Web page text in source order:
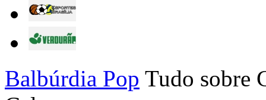
Balbúrdia Pop Tudo sobre